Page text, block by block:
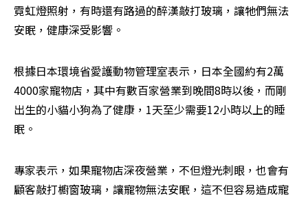
霓虹燈照射，有時還有路過的醉漢敲打玻璃，讓牠們無法
安眠，健康深受影響。
根據日本環境省愛護動物管理室表示，日本全國約有2萬
4000家寵物店，其中有數百家營業到晚間8時以後，而剛
出生的小貓小狗為了健康，1天至少需要12小時以上的睡
眠。
專家表示，如果寵物店深夜營業，不但燈光刺眼，也會有
顧客敲打櫥窗玻璃，讓寵物無法安眠，這不但容易造成寵